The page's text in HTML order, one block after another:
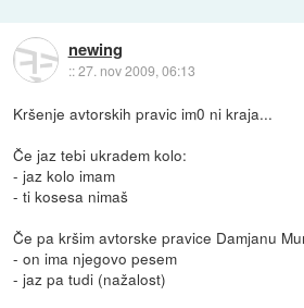
newing
::27. nov 2009, 06:13
Kršenje avtorskih pravic im0 ni kraja...
Če jaz tebi ukradem kolo:
- jaz kolo imam
- ti kosesa nimaš
Če pa kršim avtorske pravice Damjanu
- on ima njegovo pesem
- jaz pa tudi (nažalost)